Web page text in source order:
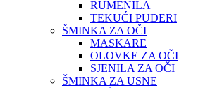
RUMENILA
TEKUĆI PUDERI
ŠMINKA ZA OČI
MASKARE
OLOVKE ZA OČI
SJENILA ZA OČI
ŠMINKA ZA USNE